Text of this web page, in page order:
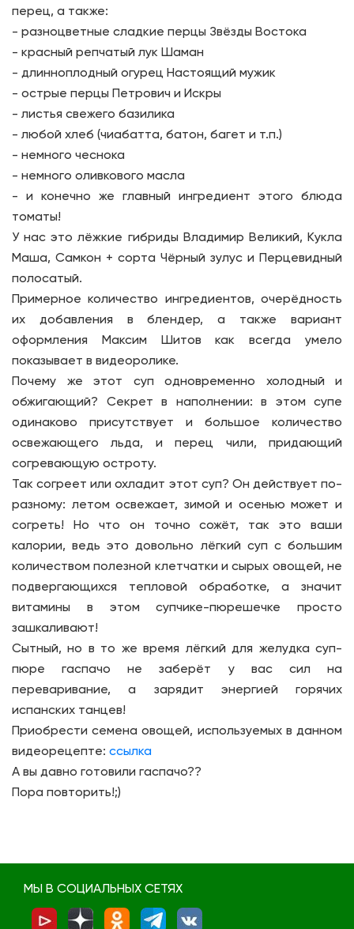
перец, а также:
- разноцветные сладкие перцы Звёзды Востока
- красный репчатый лук Шаман
- длинноплодный огурец Настоящий мужик
- острые перцы Петрович и Искры
- листья свежего базилика
- любой хлеб (чиабатта, батон, багет и т.п.)
- немного чеснока
- немного оливкового масла
- и конечно же главный ингредиент этого блюда
томаты!
У нас это лёжкие гибриды Владимир Великий, Кукла
Маша, Самкон + сорта Чёрный зулус и Перцевидный
полосатый.
Примерное количество ингредиентов, очерёдность
их добавления в блендер, а также вариант
оформления Максим Шитов как всегда умело
показывает в видеоролике.
Почему же этот суп одновременно холодный и
обжигающий? Секрет в наполнении: в этом супе
одинаково присутствует и большое количество
освежающего льда, и перец чили, придающий
согревающую остроту.
Так согреет или охладит этот суп? Он действует по-
разному: летом освежает, зимой и осенью может и
согреть! Но что он точно сожёт, так это ваши
калории, ведь это довольно лёгкий суп с большим
количеством полезной клетчатки и сырых овощей, не
подвергающихся тепловой обработке, а значит
витамины в этом супчике-пюрешечке просто
зашкаливают!
Сытный, но в то же время лёгкий для желудка суп-
пюре гаспачо не заберёт у вас сил на
переваривание, а зарядит энергией горячих
испанских танцев!
Приобрести семена овощей, используемых в данном
видеорецепте: ссылка
А вы давно готовили гаспачо??
Пора повторить!;)
МЫ В СОЦИАЛЬНЫХ СЕТЯХ